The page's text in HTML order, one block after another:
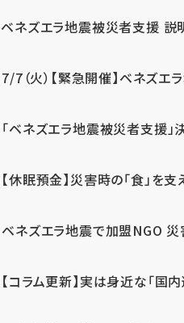
ベネズエラ地震被災者支援
7/7（火）【緊急開催】ベネズ
「ベネズエラ地震被災者支援」
【休眠預金】災害時の「食」を
ベネズエラ地震で加盟NGO
【コラム更新】実は身近な「